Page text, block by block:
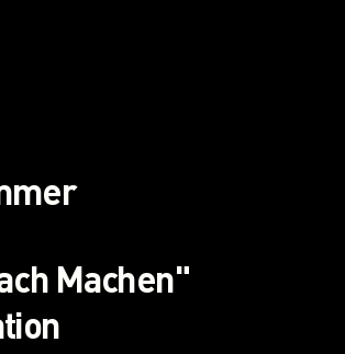
Machen"